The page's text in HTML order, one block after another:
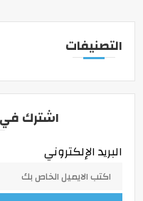
التصنيفات
اشترك في
البريد الإلكتروني